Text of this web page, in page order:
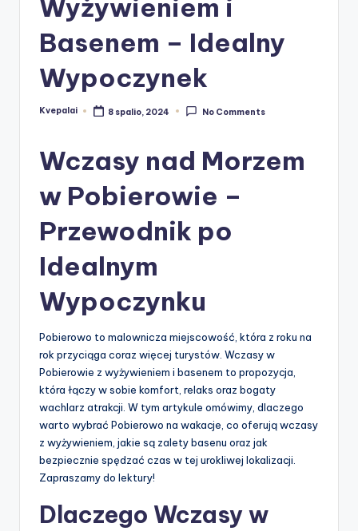
Wyżywieniem i
Basenem – Idealny
Wypoczynek
Posted
Kvepalai 8 spalio, 2024 No Comments
Wczasy nad Morzem
w Pobierowie –
Przewodnik po
Idealnym
Wypoczynku
Pobierowo to malownicza miejscowość, która z roku na
rok przyciąga coraz więcej turystów. Wczasy w
Pobierowie z wyżywieniem i basenem to propozycja,
która łączy w sobie komfort, relaks oraz bogaty
wachlarz atrakcji. W tym artykule omówimy, dlaczego
warto wybrać Pobierowo na wakacje, co oferują wczasy
z wyżywieniem, jakie są zalety basenu oraz jak
bezpiecznie spędzać czas w tej urokliwej lokalizacji.
Zapraszamy do lektury!
Dlaczego Wczasy w